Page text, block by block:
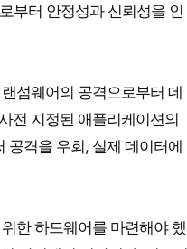
부터 안정성과 신뢰성을 인
섬웨어의 공격으로부터 데
전 지정된 애플리케이션의
공격을 우회, 실제 데이터에
한 하드웨어를 마련해야 했